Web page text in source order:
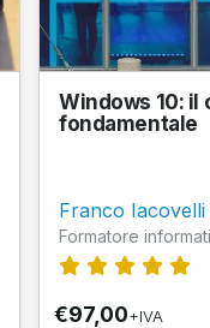
Windows 10: il
fondamentale
Franco Iacovelli
Formatore
€97,00+IVA